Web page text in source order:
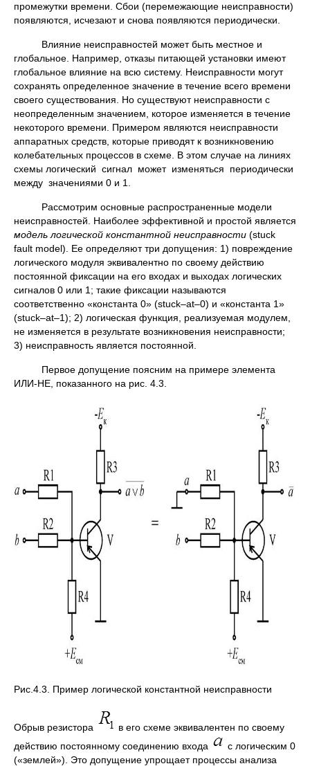
промежутки времени. Сбои (перемежающие неисправности)
появляются, исчезают и снова появляются периодически.
Влияние неисправностей может быть местное и
глобальное. Например, отказы питающей установки имеют
глобальное влияние на всю систему. Неисправности могут
сохранять определенное значение в течение всего времени
своего существования. Но существуют неисправности с
неопределенным значением, которое изменяется в течение
некоторого времени. Примером являются неисправности
аппаратных средств, которые приводят к возникновению
колебательных процессов в схеме. В этом случае на линиях
схемы логический сигнал может изменяться периодически
между значениями 0 и 1.
Рассмотрим основные распространенные модели
неисправностей. Наиболее эффективной и простой является
модель логической константной неисправности (stuck
fault model). Ее определяют три допущения: 1) повреждение
логического модуля эквивалентно по своему действию
постоянной фиксации на его входах и выходах логических
сигналов 0 или 1; такие фиксации называются
соответственно «константа 0» (stuck–at–0) и «константа 1»
(stuck–at–1); 2) логическая функция, реализуемая модулем,
не изменяется в результате возникновения неисправности;
3) неисправность является постоянной.
Первое допущение поясним на примере элемента
ИЛИ-НЕ, показанного на рис. 4.3.
Рис.4.3. Пример логической константной неисправности
Обрыв резистора
в его схеме эквивалентен по своему
действию постоянному соединению входа
с логическим 0
(«землей»). Это допущение упрощает процессы анализа